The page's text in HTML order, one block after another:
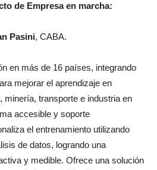
de Empresa en marcha:
Pasini, CABA.
en más de 16 países, integrando
mejorar el aprendizaje en
minería, transporte e industria en
accesible y soporte
el entrenamiento utilizando
de datos, logrando una
y medible. Ofrece una solución